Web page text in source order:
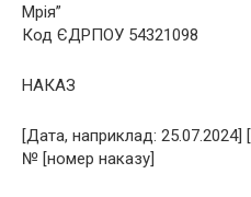
Мрія”
Код ЄДРПОУ 54321098
НАКАЗ
[Дата, наприклад: 25.07.2024]
№ [номер наказу]